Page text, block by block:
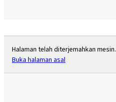
Halaman telah diterjemahkan mesin.
Buka halaman asal